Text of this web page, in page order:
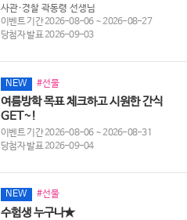
사관·경찰 곽동령 선생님
이벤트 기간 2026-08-06 ~ 2026-08-27
당첨자 발표 2026-09-03
NEW #선물
여름방학 목표 체크하고 시원한 간식
GET~!
이벤트 기간 2026-08-06 ~ 2026-08-31
당첨자 발표 2026-09-04
NEW #선물
수험생 누구나★